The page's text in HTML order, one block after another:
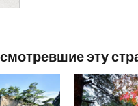
эту